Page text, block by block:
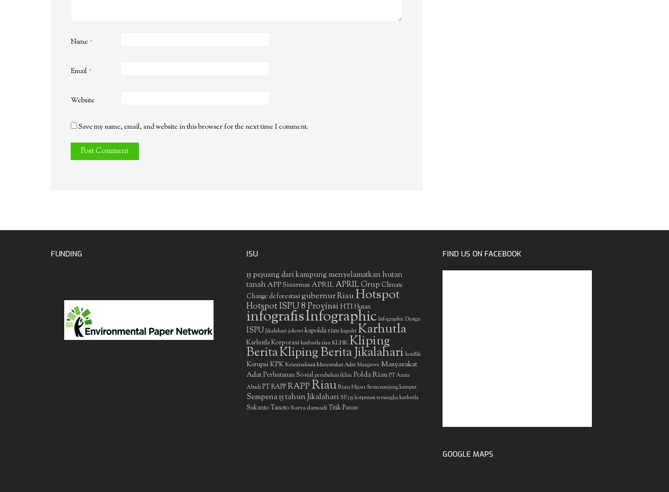
Name *
Email *
Website
Save my name, email, and website in this browser for the next time I comment.
FUNDING ISU
15 pejuang dari kampung menyelamatkan hutan
tanah APP Sinarmas APRIL APRIL Grup Climate
Change deforestasigubernur RiauHotspot
Hotspot ISPU 8 ProvinsiHTIHutan
infografisInfographic Infographic Design
ISPU Jikalahari jokowi kapolda riau kapolri Karhutla
Karhutla Korporasi karhutla riau KLHKKliping
BeritaKliping Berita Jikalahari konflik
Korupsi KPK Kriminalisasi Masyarakat Adat Mangrove Masyarakat
AdatPerhutanan Sosial perubahan iklim Polda Riau PT Arara
Abadi PT RAPPRAPPRiauRiau Hijau Semenanjung kampar
Sempena 15 tahun Jikalahari SP3 15 korporasi tersangka karhutla
Sukanto Tanoto Surya darmadiTitik Panas
FIND US ON FACEBOOK
GOOGLE MAPS